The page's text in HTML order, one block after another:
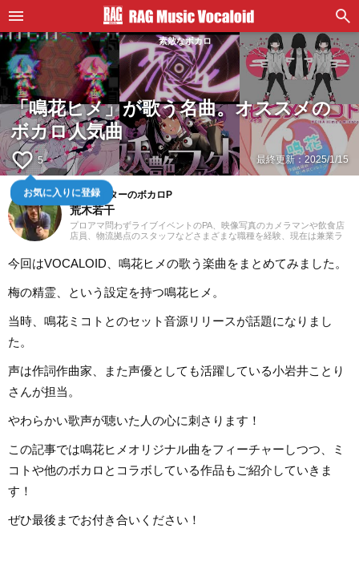
素敵なボカロ
「鳴花ヒメ」が歌う名曲。オススメの
ボカロ人気曲
favorite_border 5
お気に入りに登録
最終更新： 2025/1/15
音楽ライターのボカロP
荒木若干
プロアマ問わずライブイベントのPA、映像写真のカメラマンや飲食店
店員、物流拠点のスタッフなどさまざまな職種を経験、現在は兼業ラ
での作品紹介記事や、1st PLACE株式会社様の「IA SUPER BEST」特
典ライナーノーツの執筆等に携わらせていただきました。音楽経験と
後15年以上、現在に至るまで、いちボカロPとしてオリジナル楽曲を発
表し続けています。邦楽ロック、ボカロ、漫画が得意ジャンルです。
今回はVOCALOID、鳴花ヒメの歌う楽曲をまとめてみました。
梅の精霊、という設定を持つ鳴花ヒメ。
当時、鳴花ミコトとのセット音源リリースが話題になりまし
た。
声は作詞作曲家、また声優としても活躍している小岩井ことり
さんが担当。
やわらかい歌声が聴いた人の心に刺さります！
この記事では鳴花ヒメオリジナル曲をフィーチャーしつつ、ミ
コトや他のボカロとコラボしている作品もご紹介していきま
す！
ぜひ最後までお付き合いください！